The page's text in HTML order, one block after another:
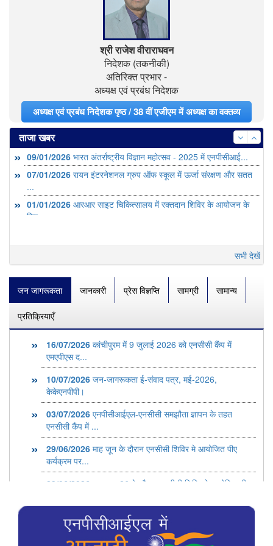
श्री राजेश वीराराघवन
निदेशक (तकनीकी)
अतिरिक्त प्रभार -
अध्यक्ष एवं प्रबंध निदेशक
अध्यक्ष एवं प्रबंध निदेशक पृष्ठ / 38 वीं एजीएम में अध्यक्ष का वक्तव्य
ताजा खबर
09/01/2026 भारत अंतर्राष्ट्रीय विज्ञान महोत्सव - 2025 में एनपीसीआई...
07/01/2026 रायन इंटरनेशनल ग्रुप ऑफ स्कूल में ऊर्जा संरक्षण और सतत
...
01/01/2026 आरआर साइट चिकित्सालय में रक्तदान शिविर के आयोजन के
लिए ...
सभी देखें
जन जागरूकता जानकारी प्रेस विज्ञप्ति सामग्री सामान्य
प्रतिक्रियाएँ
16/07/2026 कांचीपुरम में 9 जुलाई 2026 को एनसीसी कैंप में
एमएपीएस द...
10/07/2026 जन-जागरूकता ई-संवाद पत्र, मई-2026,
केकेएनपीपी।
03/07/2026 एनपीसीआईएल-एनसीसी समझौता ज्ञापन के तहत
एनसीसी कैंप में ...
29/06/2026 माह जून के दौरान एनसीसी शिविर मे आयोजित पीए
कर्यक्रम पर...
23/06/2026 माह जून-26 के दौरान एनसीसी शिविर मे आयोजित पीए
23/07/2026जन-जागरूकता ई-संवाद पत्र, जुन-2026,
केकेएनपीपी।
23/12/2025गो.ह.अणु वि.परि. पर आयोजित पीए कार्यक्रम